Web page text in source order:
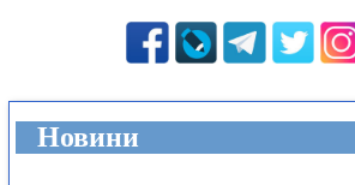
Новини